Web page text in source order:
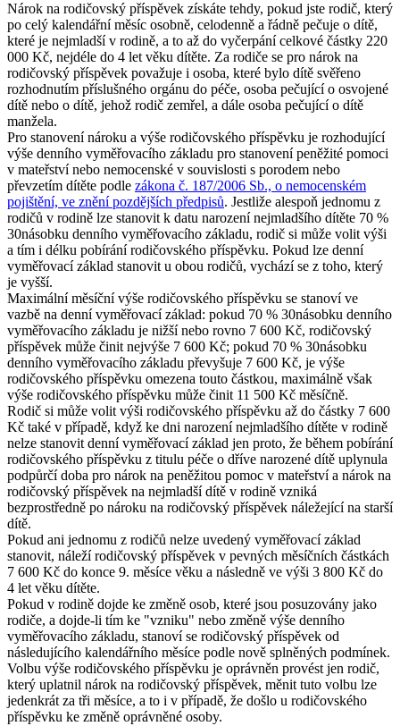
Nárok na rodičovský příspěvek získáte tehdy, pokud jste rodič, který
po celý kalendářní měsíc osobně, celodenně a řádně pečuje o dítě,
které je nejmladší v rodině, a to až do vyčerpání celkové částky 220
000 Kč, nejdéle do 4 let věku dítěte. Za rodiče se pro nárok na
rodičovský příspěvek považuje i osoba, které bylo dítě svěřeno
rozhodnutím příslušného orgánu do péče, osoba pečující o osvojené
dítě nebo o dítě, jehož rodič zemřel, a dále osoba pečující o dítě
manžela.
Pro stanovení nároku a výše rodičovského příspěvku je rozhodující
výše denního vyměřovacího základu pro stanovení peněžité pomoci
v mateřství nebo nemocenské v souvislosti s porodem nebo
převzetím dítěte podle zákona č. 187/2006 Sb., o nemocenském
pojištění, ve znění pozdějších předpisů. Jestliže alespoň jednomu z
rodičů v rodině lze stanovit k datu narození nejmladšího dítěte 70 %
30násobku denního vyměřovacího základu, rodič si může volit výši
a tím i délku pobírání rodičovského příspěvku. Pokud lze denní
vyměřovací základ stanovit u obou rodičů, vychází se z toho, který
je vyšší.
Maximální měsíční výše rodičovského příspěvku se stanoví ve
vazbě na denní vyměřovací základ: pokud 70 % 30násobku denního
vyměřovacího základu je nižší nebo rovno 7 600 Kč, rodičovský
příspěvek může činit nejvýše 7 600 Kč; pokud 70 % 30násobku
denního vyměřovacího základu převyšuje 7 600 Kč, je výše
rodičovského příspěvku omezena touto částkou, maximálně však
výše rodičovského příspěvku může činit 11 500 Kč měsíčně.
Rodič si může volit výši rodičovského příspěvku až do částky 7 600
Kč také v případě, když ke dni narození nejmladšího dítěte v rodině
nelze stanovit denní vyměřovací základ jen proto, že během pobírání
rodičovského příspěvku z titulu péče o dříve narozené dítě uplynula
podpůrčí doba pro nárok na peněžitou pomoc v mateřství a nárok na
rodičovský příspěvek na nejmladší dítě v rodině vzniká
bezprostředně po nároku na rodičovský příspěvek náležející na starší
dítě.
Pokud ani jednomu z rodičů nelze uvedený vyměřovací základ
stanovit, náleží rodičovský příspěvek v pevných měsíčních částkách
7 600 Kč do konce 9. měsíce věku a následně ve výši 3 800 Kč do
4 let věku dítěte.
Pokud v rodině dojde ke změně osob, které jsou posuzovány jako
rodiče, a dojde-li tím ke "vzniku" nebo změně výše denního
vyměřovacího základu, stanoví se rodičovský příspěvek od
následujícího kalendářního měsíce podle nově splněných podmínek.
Volbu výše rodičovského příspěvku je oprávněn provést jen rodič,
který uplatnil nárok na rodičovský příspěvek, měnit tuto volbu lze
jedenkrát za tři měsíce, a to i v případě, že došlo u rodičovského
příspěvku ke změně oprávněné osoby.